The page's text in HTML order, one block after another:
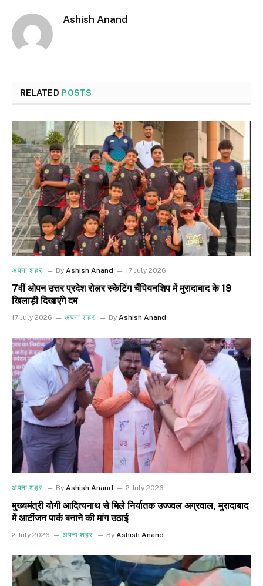
Ashish Anand
RELATED POSTS
अपना शहर By Ashish Anand 17 July 2026
7वीं ओपन उत्तर प्रदेश रोलर स्केटिंग चैंपियनशिप में मुरादाबाद के 19
खिलाड़ी दिखाएंगे दम
17 July 2026 अपना शहर By Ashish Anand
अपना शहर By Ashish Anand 2 July 2026
मुख्यमंत्री योगी आदित्यनाथ से मिले निर्यातक उज्ज्वल अग्रवाल, मुरादाबाद
में आर्टीजन पार्क बनाने की मांग उठाई
2 July 2026 अपना शहर By Ashish Anand